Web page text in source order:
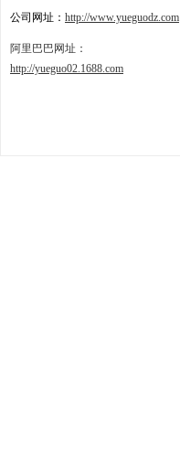
公司网址： http://www.yueguodz.com
阿里巴巴网址：
http://yueguo02.1688.com